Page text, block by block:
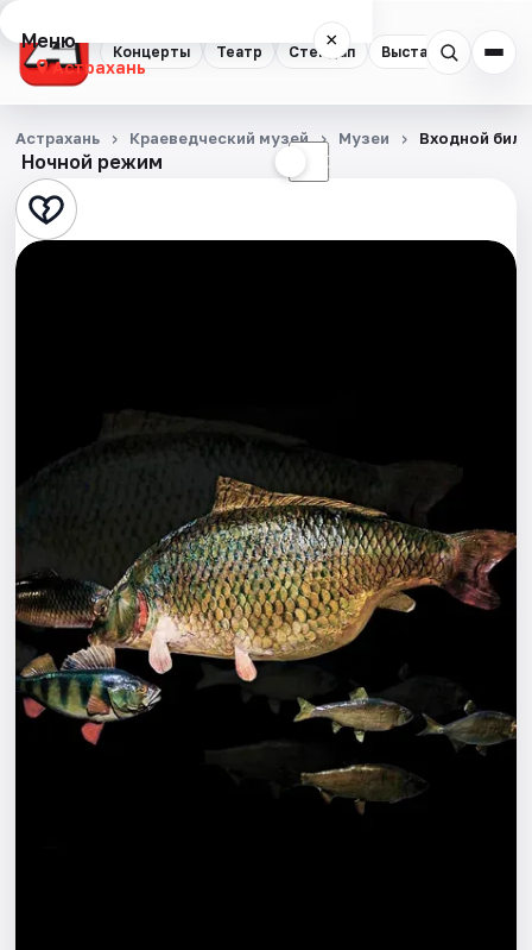
Концерты Театр Стендап Выставки
Меню ×
Астрахань
Концерты
Театр
Стендап
Спорт
События
Города
Площадки
Артисты
Ночной режим ☾
Астрахань Краеведческий музей Музеи Входной